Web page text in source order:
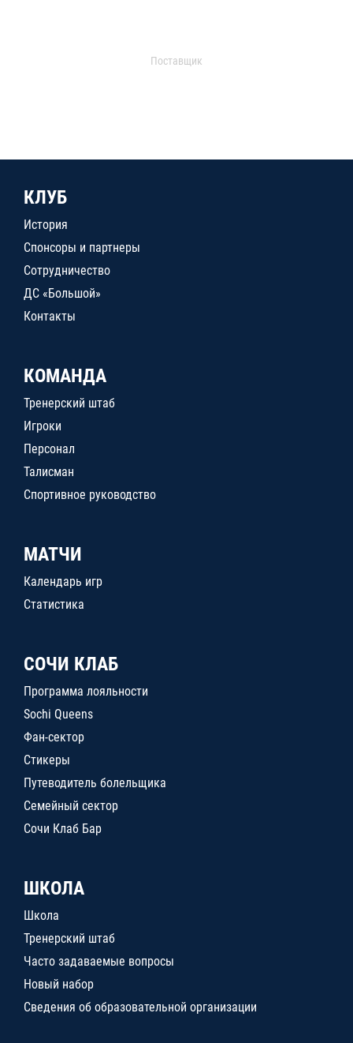
Поставщик
КЛУБ
История
Спонсоры и партнеры
Сотрудничество
ДС «Большой»
Контакты
КОМАНДА
Тренерский штаб
Игроки
Персонал
Талисман
Спортивное руководство
МАТЧИ
Календарь игр
Статистика
СОЧИ КЛАБ
Программа лояльности
Sochi Queens
Фан-сектор
Стикеры
Путеводитель болельщика
Семейный сектор
Сочи Клаб Бар
ШКОЛА
Школа
Тренерский штаб
Часто задаваемые вопросы
Новый набор
Сведения об образовательной организации